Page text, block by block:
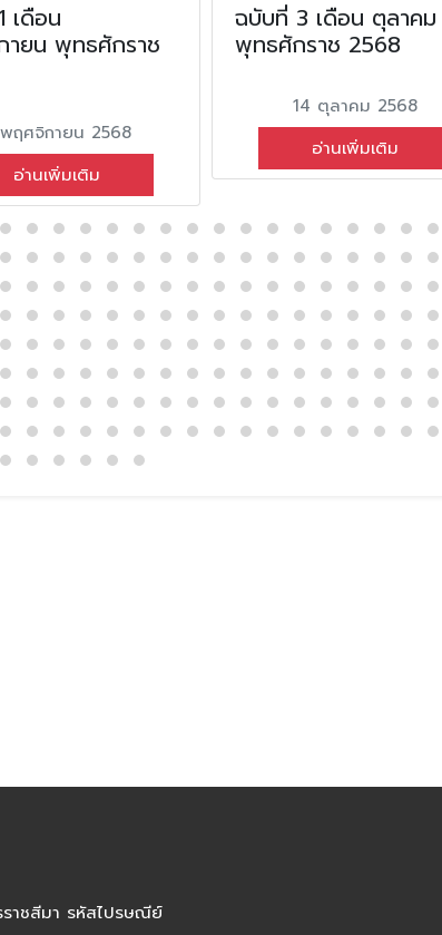
เดือน
ยน พุทธศักราช
ฤศจิกายน 2568
อ่านเพิ่มเติม
ฉบับที่ 3 เดือน ตุลาคม
พุทธศักราช 2568
14 ตุลาคม 2568
อ่านเพิ่มเติม
าชสีมา รหัสไปรษณีย์